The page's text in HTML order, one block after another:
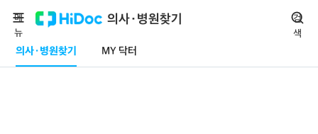
의사·병원찾기
의사·병원찾기 MY 닥터
메
뉴
검
색